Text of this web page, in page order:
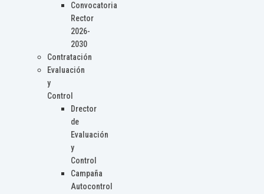
Convocatoria
Rector
2026-
2030
Contratación
Evaluación
y
Control
Drector
de
Evaluación
y
Control
Campaña
Autocontrol